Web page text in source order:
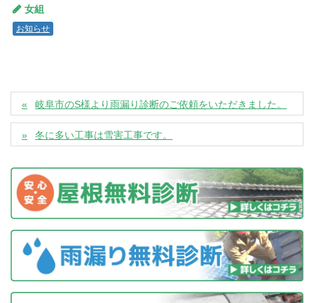
女組
お知らせ
岐阜市のS様より雨漏り診断のご依頼をいただきました。
冬に多い工事は雪害工事です。